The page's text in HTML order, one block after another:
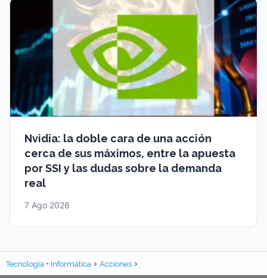
Nvidia: la doble cara de una acción
cerca de sus máximos, entre la apuesta
por SSI y las dudas sobre la demanda
real
7 Ago 2026
Tecnología + Informática Acciones